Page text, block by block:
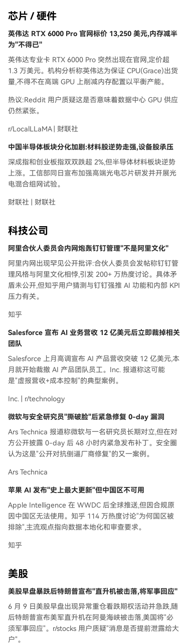
芯片 / 硬件
英伟达 RTX 6000 Pro 官网标价 13,250 美元,内存减半
为"不得已"
英伟达专业卡 RTX 6000 Pro 突然出现在官网,定价超
1.3 万美元。机构分析称英伟达为保证 CPU(Grace)出货
量,不得不在高端 GPU 上削减内存配置以平衡产能。
热议:Reddit 用户质疑这是否意味着数据中心 GPU 供应
仍然紧张。
r/LocalLLaMA | 财联社
中国半导体板块分化加剧:材料股逆势走强,设备股承压
深成指和创业板指双双跌超 2%,但半导体材料板块逆势
上涨。工信部同日宣布加强高端光电芯片研发并开展光
电混合组网试验。
财联社 | 财联社
科技公司
阿里合伙人委员会内网炮轰钉钉管理"不是阿里文化"
阿里内网出现罕见公开批评:合伙人委员会发帖称钉钉管
理风格与阿里文化相悖,引发 200+ 万热度讨论。具体矛
盾未公开,但知乎用户猜测与钉钉强推 AI 功能和内部 KPI
压力有关。
知乎
Salesforce 宣布 AI 业务营收 12 亿美元后立即裁掉相关
团队
Salesforce 上月高调宣布 AI 产品营收突破 12 亿美元,本
月就开始裁撤 AI 产品团队员工。Inc. 报道称这可能
是"虚报营收+成本控制"的典型案例。
Inc. | r/technology
微软与安全研究员"撕破脸"后紧急修复 0-day 漏洞
Ars Technica 报道称微软与一名研究员长期对立,但在对
方公开披露 0-day 后 48 小时内紧急发布补丁。安全圈
认为这是"公开对抗倒逼厂商修复"的又一案例。
Ars Technica
苹果 AI 发布"史上最大更新"但中国区不可用
Apple Intelligence 在 WWDC 后全球推送,但因合规原
因中国区无法使用。知乎 114 万热度讨论"为何国区被
排除",主流观点指向数据本地化和审查要求。
知乎
美股
美股早盘暴跌后特朗普宣布"直升机被击落,将军事回应"
6 月 9 日美股早盘出现异常重仓看跌期权活动并急跌,随
后特朗普宣布美军直升机在阿曼海峡被击落,美国将"必
须军事回应"。r/stocks 用户质疑"消息是否提前泄露给大
户"。